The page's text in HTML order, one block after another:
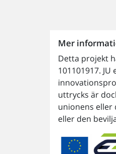
Mer
Detta projekt
101101917.
uttrycks är
unionens eller
eller den